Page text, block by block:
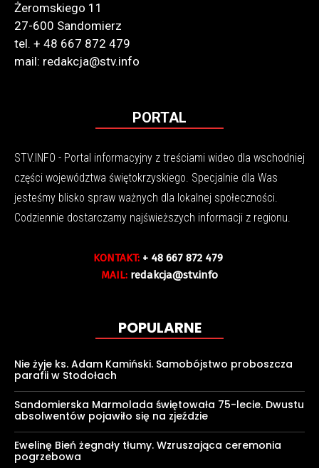
Żeromskiego 11
27-600 Sandomierz
tel. + 48 667 872 479
mail: redakcja@stv.info
PORTAL
STV.INFO - Portal informacyjny z treściami wideo dla wschodniej
części województwa świętokrzyskiego. Specjalnie dla Was
jesteśmy blisko spraw ważnych dla lokalnej społeczności.
Codziennie dostarczamy najświeższych informacji z regionu.
KONTAKT: + 48 667 872 479
MAIL: redakcja@stv.info
POPULARNE
Nie żyje ks. Adam Kamiński. Samobójstwo proboszcza
parafii w Stodołach
Sandomierska Marmolada świętowała 75-lecie. Dwustu
absolwentów pojawiło się na zjeździe
Ewelinę Bień żegnały tłumy. Wzruszająca ceremonia
pogrzebowa